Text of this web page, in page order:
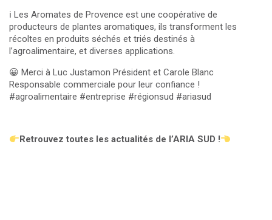
ℹ️ Les Aromates de Provence est une coopérative de
producteurs de plantes aromatiques, ils transforment les
récoltes en produits séchés et triés destinés à
l’agroalimentaire, et diverses applications.
😀 Merci à Luc Justamon Président et Carole Blanc
Responsable commerciale pour leur confiance !
#agroalimentaire #entreprise #régionsud #ariasud
Retrouvez toutes les actualités de l’ARIA SUD !